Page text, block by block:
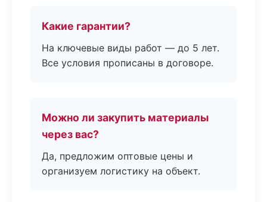
Какие гарантии?
На ключевые виды работ — до 5 лет.
Все условия прописаны в договоре.
Можно ли закупить материалы
через вас?
Да, предложим оптовые цены и
организуем логистику на объект.